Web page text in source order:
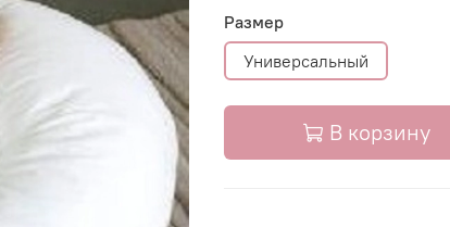
Размер
Универсальный
В корзину